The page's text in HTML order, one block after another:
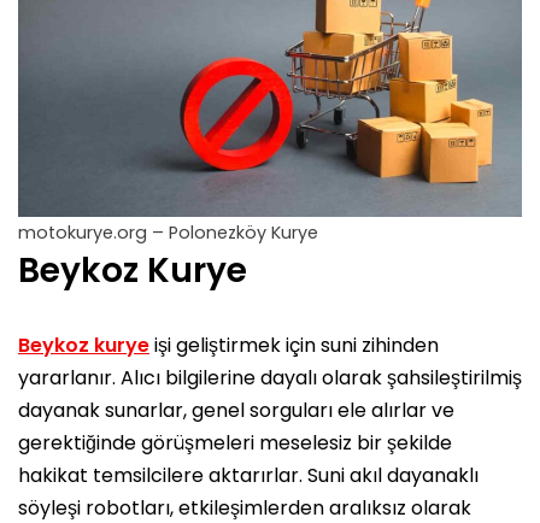
motokurye.org – Polonezköy Kurye
Beykoz Kurye
Beykoz kuryeişi geliştirmek için suni zihinden
yararlanır. Alıcı bilgilerine dayalı olarak şahsileştirilmiş
dayanak sunarlar, genel sorguları ele alırlar ve
gerektiğinde görüşmeleri meselesiz bir şekilde
hakikat temsilcilere aktarırlar. Suni akıl dayanaklı
söyleşi robotları, etkileşimlerden aralıksız olarak